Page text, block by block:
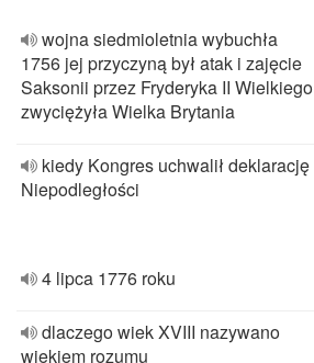
wojna siedmioletnia wybuchła
1756 jej przyczyną był atak i zajęcie
Saksonii przez Fryderyka II Wielkiego
zwyciężyła Wielka Brytania
kiedy Kongres uchwalił deklarację
Niepodległości
4 lipca 1776 roku
dlaczego wiek XVIII nazywano
wiekiem rozumu